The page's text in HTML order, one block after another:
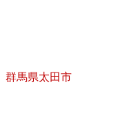
馬県太田市